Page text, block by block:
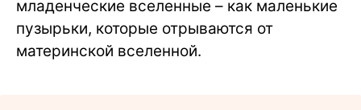
младенческие вселенные – как маленькие
пузырьки, которые отрываются от
материнской вселенной.